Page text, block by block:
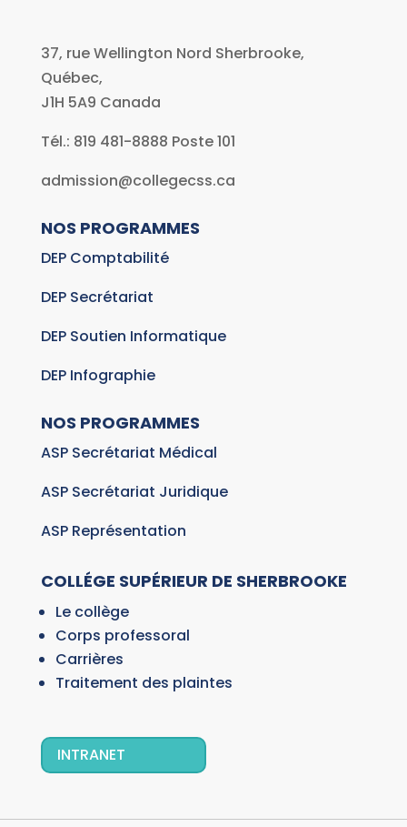
37, rue Wellington Nord Sherbrooke,
Québec,
J1H 5A9 Canada
Tél.: 819 481-8888 Poste 101
admission@collegecss.ca
NOS PROGRAMMES
DEP Comptabilité
DEP Secrétariat
DEP Soutien Informatique
DEP Infographie
NOS PROGRAMMES
ASP Secrétariat Médical
ASP Secrétariat Juridique
ASP Représentation
COLLÉGE SUPÉRIEUR DE SHERBROOKE
Le collège
Corps professoral
Carrières
Traitement des plaintes
INTRANET